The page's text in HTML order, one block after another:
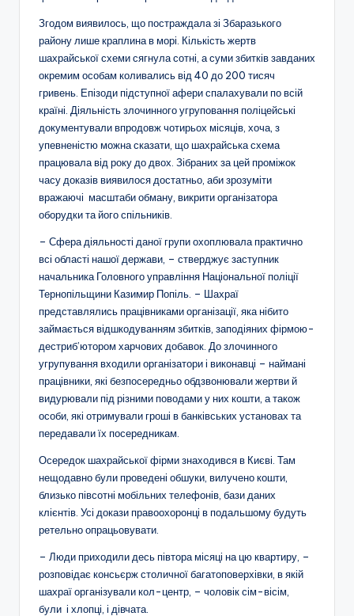
Згодом виявилось, що постраждала зі Збаразького
району лише краплина в морі. Кількість жертв
шахрайської схеми сягнула сотні, а суми збитків завданих
окремим особам коливались від 40 до 200 тисяч
гривень. Епізоди підступної афери спалахували по всій
країні. Діяльність злочинного угруповання поліцейські
документували впродовж чотирьох місяців, хоча, з
упевненістю можна сказати, що шахрайська схема
працювала від року до двох. Зібраних за цей проміжок
часу доказів виявилося достатньо, аби зрозуміти
вражаючі масштаби обману, викрити організатора
оборудки та його спільників.
– Сфера діяльності даної групи охоплювала практично
всі області нашої держави, – стверджуєзаступник
начальника Головного управління Національної поліції
Тернопільщини Казимир Попіль. – Шахраї
представлялись працівниками організації, яка нібито
займається відшкодуванням збитків, заподіяних фірмою-
дестриб’ютором харчових добавок. До злочинного
угрупування входили організатори і виконавці – наймані
працівники, які безпосередньо обдзвонювали жертви й
видурювали під різними поводами у них кошти, а також
особи, які отримували гроші в банківських установах та
передавали їх посередникам.
Осередок шахрайської фірми знаходився в Києві. Там
нещодавно були проведені обшуки, вилучено кошти,
близько півсотні мобільних телефонів, бази даних
клієнтів. Усі докази правоохоронці в подальшому будуть
ретельно опрацьовувати.
– Люди приходили десь півтора місяці на цю квартиру, –
розповідає консьєрж столичної багатоповерхівки, в якій
шахраї організували кол-центр, – чоловік сім-вісім,
були і хлопці, і дівчата.